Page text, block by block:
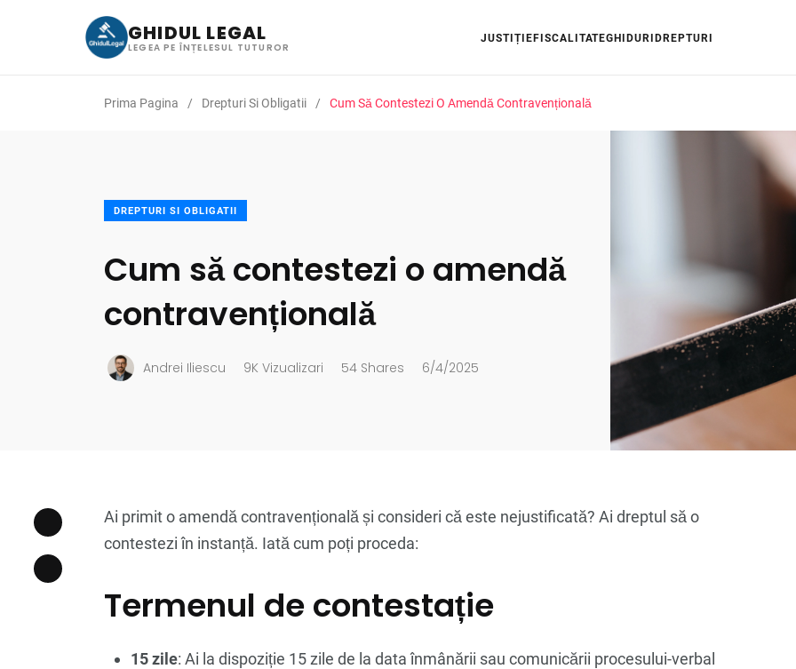
GHIDUL LEGAL
LEGEA PE ÎNȚELESUL TUTUROR
JUSTIȚIE FISCALITATEGHIDURI DREPTURI
Prima Pagina Drepturi Si Obligatii Cum Să Contestezi O Amendă Contravențională
DREPTURI SI OBLIGATII
Cum să contestezi o amendă
contravențională
Andrei Iliescu 9K Vizualizari 54 Shares 6/4/2025
Ai primit o amendă contravențională și consideri că este nejustificată? Ai dreptul să o
contestezi în instanță. Iată cum poți proceda:
Termenul de contestație
15 zile: Ai la dispoziție 15 zile de la data înmânării sau comunicării procesului-verbal